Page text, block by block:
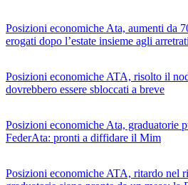
Posizioni economiche Ata, aumenti da
erogati dopo l’estate insieme agli
Posizioni economiche ATA, risolto il
dovrebbero essere sbloccati a breve
Posizioni economiche Ata, graduatorie
FederAta: pronti a diffidare il Mim
Posizioni economiche ATA, ritardo nel